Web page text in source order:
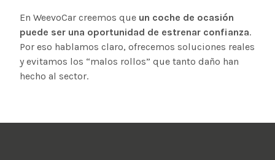
En WeevoCar creemos que un coche de ocasión
puede ser una oportunidad de estrenar confianza.
Por eso hablamos claro, ofrecemos soluciones reales
y evitamos los “malos rollos” que tanto daño han
hecho al sector.